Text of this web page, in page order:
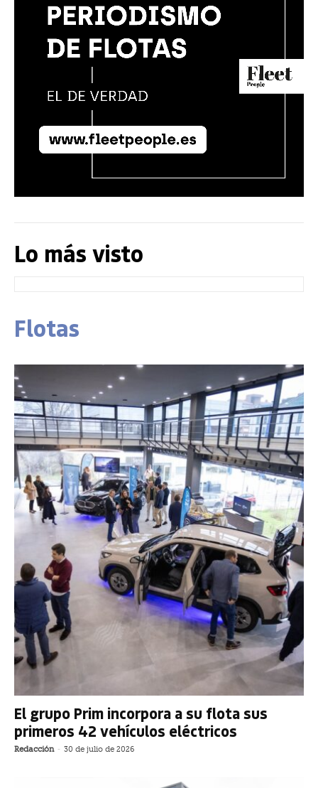
Lo más visto
Flotas
El grupo Prim incorpora a su flota sus
primeros 42 vehículos eléctricos
Redacción - 30 de julio de 2026